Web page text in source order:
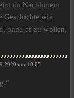
im Nachhinein
Geschichte wie
ohne es zu wollen,
um 10:05